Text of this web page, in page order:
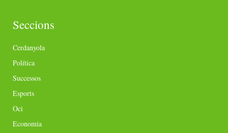
Seccions
Cerdanyola
Política
Successos
Esports
Oci
Economia